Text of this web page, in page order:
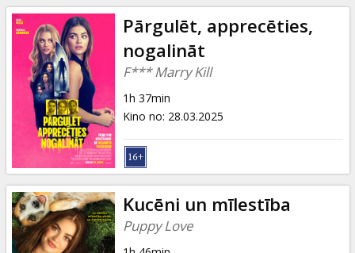
Ziņas
Dāvanu
kartes
Uzkodas
B2B
Kino
Pārgulēt, apprecēties,
nogalināt
F*** Marry Kill
1h 37min
Kino no: 28.03.2025
Kucēni un mīlestība
Puppy Love